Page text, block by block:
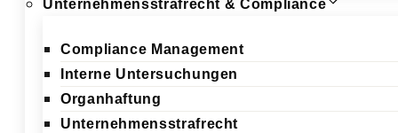
Unternehmensstrafrecht & Compliance
Compliance Management
Interne Untersuchungen
Organhaftung
Unternehmensstrafrecht